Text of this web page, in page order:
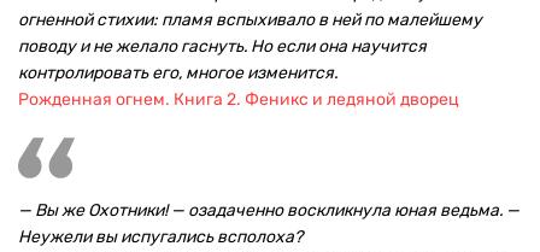
огненной стихии: пламя вспыхивало в ней по малейшему
поводу и не желало гаснуть. Но если она научится
контролировать его, многое изменится.
Рожденная огнем. Книга 2. Феникс и ледяной дворец
— Вы же Охотники! — озадаченно воскликнула юная ведьма. —
Неужели вы испугались всполоха?